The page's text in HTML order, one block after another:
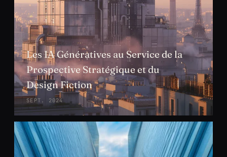
Les IA Génératives au Service de la
Prospective Stratégique et du
Design Fiction
SEPT. 2024